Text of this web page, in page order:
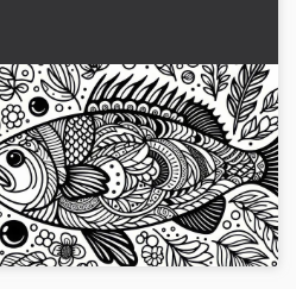
Poisson en plat principal -
Modèle à colorier gratuit
Profitez du coloriage gratuit d'un
plat de poisson et téléchargez
l'image maintenant !...